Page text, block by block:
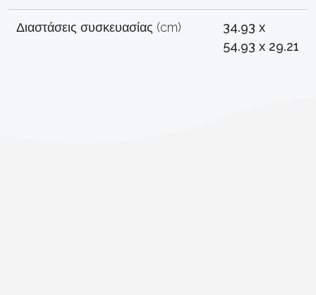
Διαστάσεις συσκευασίας (cm)
34.93 x
54.93 x 29.21